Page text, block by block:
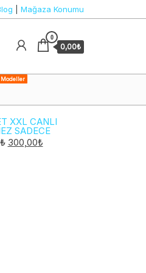
Mağaza Konumu
0
0,00₺
XXL CANLI
SADECE
₺ ORIJINAL
300,00₺ŞU